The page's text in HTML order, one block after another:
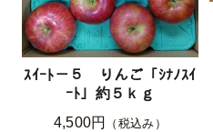
ｽｲｰﾄ－５ りんご「ｼﾅﾉｽｲ
ｰﾄ」約５ｋｇ
4,500円
（税込み）